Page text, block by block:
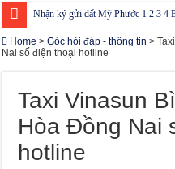
Nhận ký gửi đất Mỹ Phước 1 2 3 4
Cho thuê nhà Ecolakes Bình
Phòng công chứng tại Đồng Phú –
Home > Góc hỏi đáp - thông tin >
Nai số điện thoại hotline
Taxi Vinasun
Hòa Đồng Nai
hotline